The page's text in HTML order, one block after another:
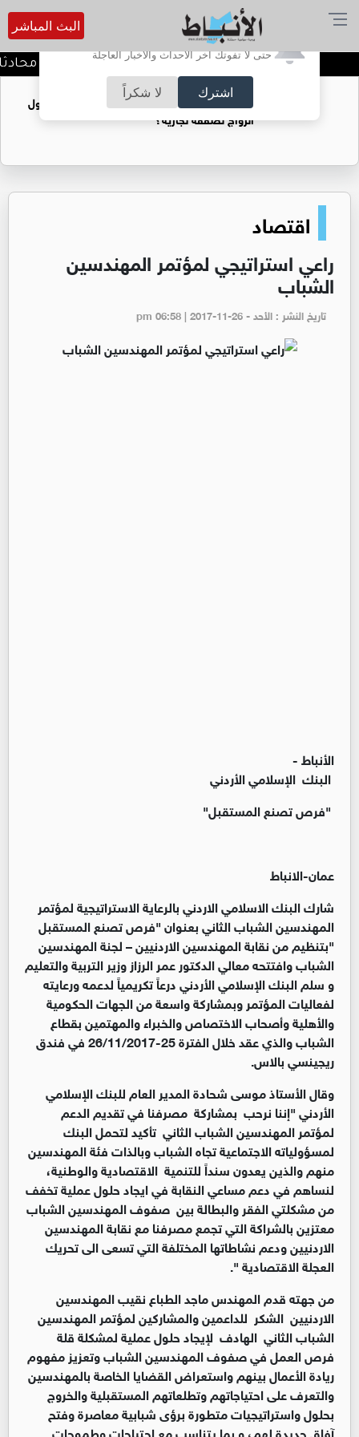
أترغب في تفعيل الإشعارات؟
حتى لا تفوتك آخر الأحداث والأخبار العاجلة
اشترك لا شكراً
البث المباشر
كيف تحافظ على خصوصية
فتيات يستغللنه لتحقيق مكاسب مادية.. هل تحول
الزواج لصفقة تجارية؟
اقتصاد
راعي استراتيجي لمؤتمر المهندسين
الشباب
تاريخ النشر : الأحد - pm 06:58 | 2017-11-26
الأنباط -
البنك الإسلامي الأردني
"فرص تصنع المستقبل"
عمان-الانباط
شارك البنك الاسلامي الاردني بالرعاية الاستراتيجية لمؤتمر
المهندسين الشباب الثاني بعنوان "فرص تصنع المستقبل
"بتنظيم من نقابة المهندسين الاردنيين – لجنة المهندسين
الشباب وافتتحه معالي الدكتور عمر الرزاز وزير التربية والتعليم
و سلم البنك الإسلامي الأردني درعاً تكريمياً لدعمه ورعايته
لفعاليات المؤتمر وبمشاركة واسعة من الجهات الحكومية
والأهلية وأصحاب الاختصاص والخبراء والمهتمين بقطاع
الشباب والذي عقد خلال الفترة 25-26/11/2017 في فندق
ريجينسي بالاس.
وقال الأستاذ موسى شحادة المدير العام للبنك الإسلامي
الأردني "إننا نرحب بمشاركة مصرفنا في تقديم الدعم
لمؤتمر المهندسين الشباب الثاني تأكيد لتحمل البنك
لمسؤولياته الاجتماعية تجاه الشباب وبالذات فئة المهندسين
منهم والذين يعدون سنداً للتنمية الاقتصادية والوطنية،
لنساهم في دعم مساعي النقابة في ايجاد حلول عملية تخفف
من مشكلتي الفقر والبطالة بين صفوف المهندسين الشباب
معتزين بالشراكة التي تجمع مصرفنا مع نقابة المهندسين
الاردنيين ودعم نشاطاتها المختلفة التي تسعى الى تحريك
العجلة الاقتصادية ".
من جهته قدم المهندس ماجد الطباع نقيب المهندسين
الاردنيين الشكر للداعمين والمشاركين لمؤتمر المهندسين
الشباب الثاني الهادف لإيجاد حلول عملية لمشكلة قلة
فرص العمل في صفوف المهندسين الشباب وتعزيز مفهوم
ريادة الأعمال بينهم واستعراض القضايا الخاصة بالمهندسين
والتعرف على احتياجاتهم وتطلعاتهم المستقبلية والخروج
بحلول واستراتيجيات متطورة برؤى شبابية معاصرة وفتح
آفاق جديدة لهم، و بما يتناسب مع احتياجات وطموحات